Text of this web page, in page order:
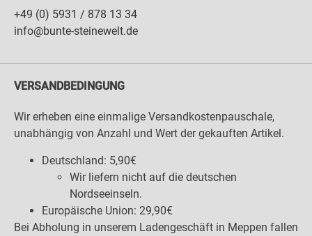
+49 (0) 5931 / 878 13 34
info@bunte-steinewelt.de
VERSANDBEDINGUNG
Wir erheben eine einmalige Versandkostenpauschale,
unabhängig von Anzahl und Wert der gekauften Artikel.
Deutschland: 5,90€
Wir liefern nicht auf die deutschen
Nordseeinseln.
Europäische Union: 29,90€
Bei Abholung in unserem Ladengeschäft in Meppen fallen